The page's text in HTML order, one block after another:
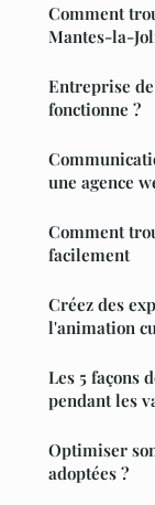
Comment
Mantes-la-
Entreprise
fonctionne ?
une agence
Comment
facilement
Créez des
l'animation
Les 5 façons
pendant les
Optimiser
adoptées ?